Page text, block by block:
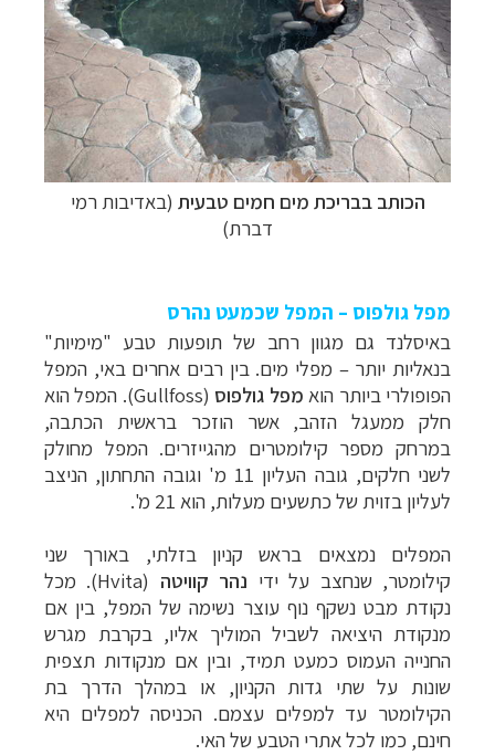
הכותב בבריכת מים חמים טבעית (באדיבות רמי
דברת)
מפל גולפוס – המפל שכמעט נהרס
באיסלנד גם מגוון רחב של תופעות טבע "מימיות"
בנאליות יותר– מפלי מים. בין רבים אחרים באי, המפל
הפופולרי ביותר הוא מפל גולפוס (
Gullfoss). המפל הוא
חלק ממעגל הזהב, אשר הוזכר בראשית הכתבה,
במרחק מספר קילומטרים מהגייזרים. המפל מחולק
לשני חלקים, גובה העליון 11 מ' וגובה התחתון, הניצב
לעליון בזוית של כתשעים מעלות, הוא 21 מ'.
המפלים נמצאים בראש קניון בזלתי, באורך שני
קילומטר, שנחצב על ידי נהר קוויטה (
Hvita). מכל
נקודת מבט נשקף נוף עוצר נשימה של המפל, בין אם
מנקודת היציאה לשביל המוליך אליו, בקרבת מגרש
החנייה העמוס כמעט תמיד, ובין אם מנקודות תצפית
שונות על שתי גדות הקניון, או במהלך הדרך בת
הקילומטר עד למפלים עצמם. הכניסה למפלים היא
חינם, כמו לכל אתרי הטבע של האי.